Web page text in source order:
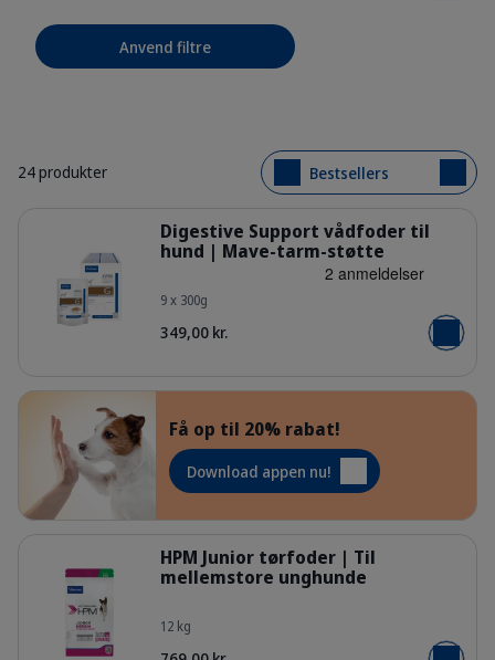
Anvend filtre
24 produkter Bestsellers
Digestive Support vådfoder til
hund | Mave-tarm-støtte
9 x 300g
349,00 kr. Læg i
Dyrefamilien
Få op til 20% rabat!
Download appen nu!
HPM Junior tørfoder | Til
mellemstore unghunde
12 kg